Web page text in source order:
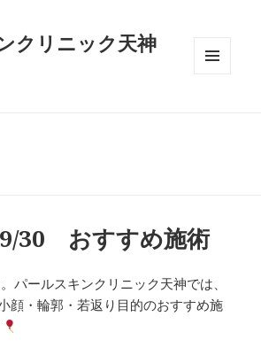
クリニック天神
30 おすすめ施術
パールスキンクリニック天神では、
顔・輪郭・若返り目的のおすすめ施